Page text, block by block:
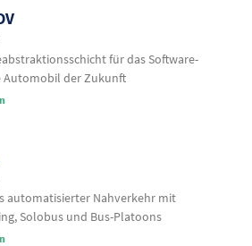
für das Software-
Automobil der Zukunft
automatisierter Nahverkehr mit
Solobus und Bus-Platoons